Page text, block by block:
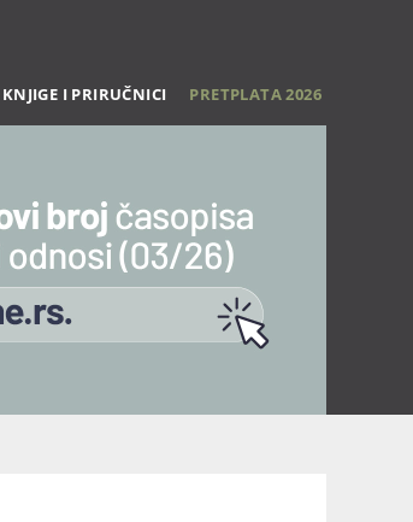
KNJIGE I PRIRUČNICI PRETPLATA 2026